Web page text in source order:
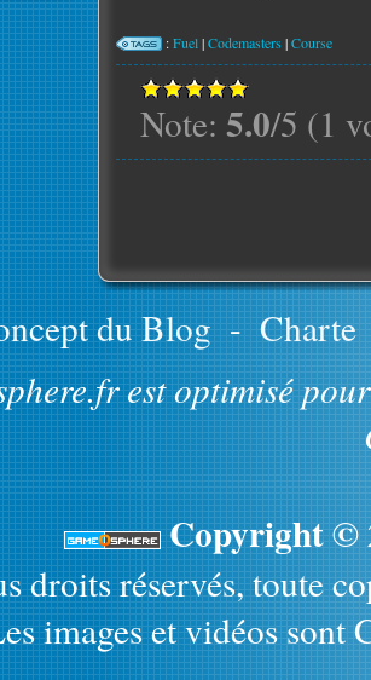
:Fuel|Codemasters |Course
Note: 5.0/5 (1
du Blog - Charte
est optimisé
Copyright ©
droits réservés, toute
images et vidéos